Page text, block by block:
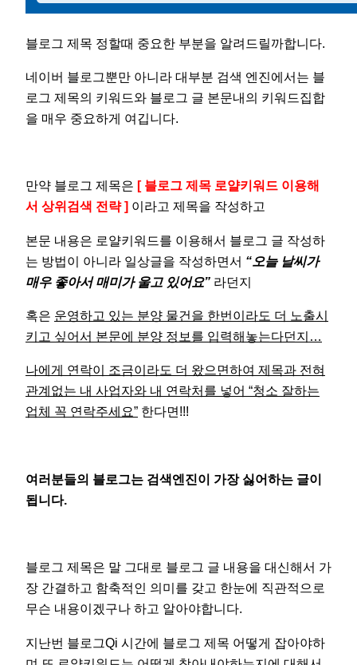
블로그 제목 정할때 중요한 부분을 알려드릴까합니다.
네이버 블로그뿐만 아니라 대부분 검색 엔진에서는 블
로그 제목의 키워드와 블로그 글 본문내의 키워드집합
을 매우 중요하게 여깁니다.
만약 블로그 제목은 [ 블로그 제목 로얄키워드 이용해
서 상위검색 전략 ] 이라고 제목을 작성하고
본문 내용은 로얄키워드를 이용해서 블로그 글 작성하
는 방법이 아니라 일상글을 작성하면서 “오늘 날씨가
매우 좋아서 매미가 울고 있어요” 라던지
혹은 운영하고 있는 분양 물건을 한번이라도 더 노출시
키고 싶어서 본문에 분양 정보를 입력해놓는다던지…
나에게 연락이 조금이라도 더 왔으면하여 제목과 전혀
관계없는 내 사업자와 내 연락처를 넣어 “청소 잘하는
업체 꼭 연락주세요” 한다면!!!
여러분들의 블로그는 검색엔진이 가장 싫어하는 글이
됩니다.
블로그 제목은 말 그대로 블로그 글 내용을 대신해서 가
장 간결하고 함축적인 의미를 갖고 한눈에 직관적으로
무슨 내용이겠구나 하고 알아야합니다.
지난번 블로그Qi 시간에 블로그 제목 어떻게 잡아야하